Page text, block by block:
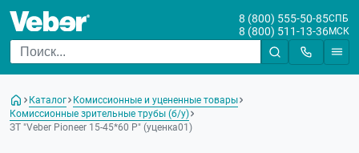
8 (800) 555-50-85СПБ
8 (800) 511-13-36МСК
Каталог
Комиссионные и уцененные товары
Комиссионные зрительные трубы (б/у)
ЗТ "Veber Pioneer 15-45*60 Р" (уценка01)